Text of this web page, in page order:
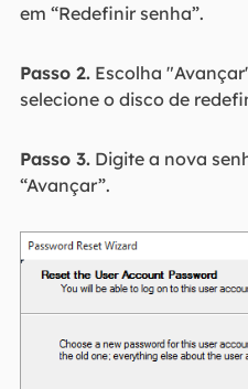
em “Redefinir senha”.
Passo 2.Escolha
selecione o disco de
Passo 3.Digite a nova
“Avançar”.